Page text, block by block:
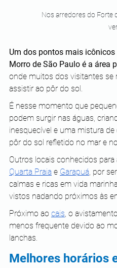
Nos arredores do Forte
Um dos pontos mais
Morro de São Paulo é a área
onde muitos dos visitantes se
assistir ao pôr do sol.
É nesse momento que
podem surgir nas águas,
inesquecível e uma mistura
pôr do sol refletido no mar e
Outros locais conhecidos
Quarta Praia e Garapuá, por
calmas e ricas em vida
vistos nadando próximos às
Próximo ao cais, o
menos frequente devido ao
lanchas.
Melhores horários